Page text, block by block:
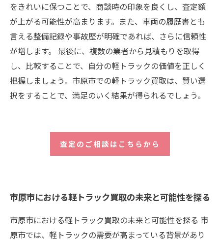
をきれいに保つことで、商談時の印象を良くし、査定額
が上がる可能性が高まります。また、車両の履歴書とも
言える整備記録や事故歴が明確であれば、さらに信頼性
が増します。 最後に、複数の業者から見積もりを取得
し、比較することで、自分の軽トラックの価値を正しく
把握しましょう。市原市での軽トラック買取は、賢い選
択をすることで、満足のいく結果が得られるでしょう。
査定のご相談はこちらから
市原市における軽トラック買取の未来と可能性を探る
市原市における軽トラック買取の未来と可能性を探る 市
原市では、軽トラックの需要が高まっている背景があり